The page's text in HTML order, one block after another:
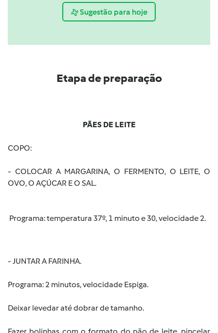
Sugestão para hoje
Etapa de preparação
PÃES DE LEITE
COPO:
- COLOCAR A MARGARINA, O FERMENTO, O LEITE, O
OVO, O AÇÚCAR E O SAL.
Programa: temperatura 37º, 1 minuto e 30, velocidade 2.
- JUNTAR A FARINHA.
Programa: 2 minutos, velocidade Espiga.
Deixar levedar até dobrar de tamanho.